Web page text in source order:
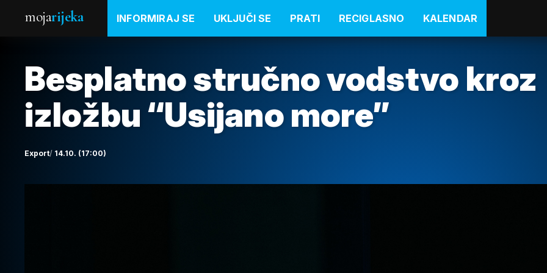
mojarijeka INFORMIRAJ SE UKLJUČI SE PRATI RECIGLASNO KALENDAR
Besplatno stručno vodstvo kroz
izložbu “Usijano more”
Export 14.10. (17:00)